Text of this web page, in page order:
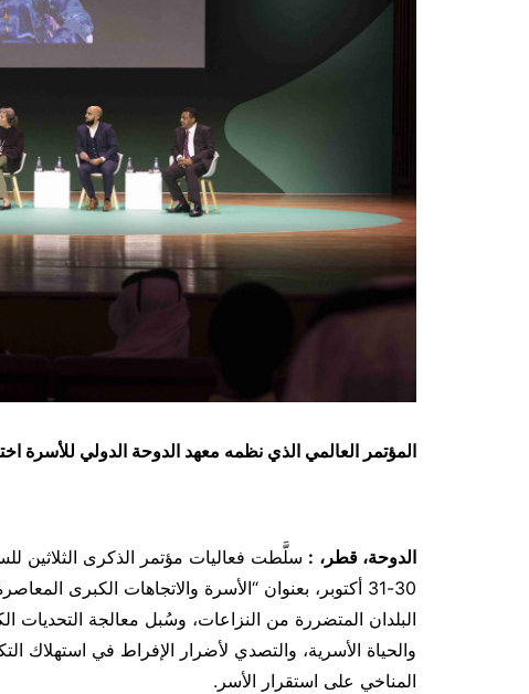
المؤتمر العالمي الذي نظمه معهد الدوحة الدولي للأسرة
الدوحة، قطر، : سلَّطت فعاليات مؤتمر الذكرى الثلاثين
30-31 أكتوبر، بعنوان “الأسرة والاتجاهات الكبرى
البلدان المتضررة من النزاعات، وسُبل معالجة التحديات
والحياة الأسرية، والتصدي لأضرار الإفراط في استهلاك
المناخي على استقرار الأسر.